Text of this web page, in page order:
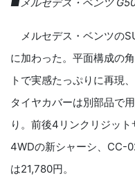
メルセデス・ベンツの
に加わった。平面構成の
トで実感たっぷりに再現
タイヤカバーは別部品で
り。前後4リンクリジッ
4WDの新シャーシ、CC-
は21,780円。